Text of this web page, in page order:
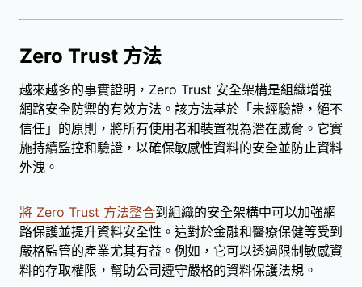
Zero Trust 方法
越來越多的事實證明，Zero Trust 安全架構是組織增強
網路安全防禦的有效方法。該方法基於「未經驗證，絕不
信任」的原則，將所有使用者和裝置視為潛在威脅。它實
施持續監控和驗證，以確保敏感性資料的安全並防止資料
外洩。
將 Zero Trust 方法整合到組織的安全架構中可以加強網
路保護並提升資料安全性。這對於金融和醫療保健等受到
嚴格監管的產業尤其有益。例如，它可以透過限制敏感資
料的存取權限，幫助公司遵守嚴格的資料保護法規。